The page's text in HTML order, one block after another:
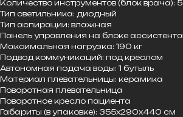
Количество инструментов (блок врача): 5
Тип светильника: диодный
Тип аспирации: влажная
Панель управления на блоке ассистента
Максимальная нагрузка: 190 кг
Подвод коммуникаций: под креслом
Автономная подача воды: 1 бутыль
Материал плевательницы: керамика
Поворотная плевательница
Поворотное кресло пациента
Габариты (в упаковке): 355х290х440 см